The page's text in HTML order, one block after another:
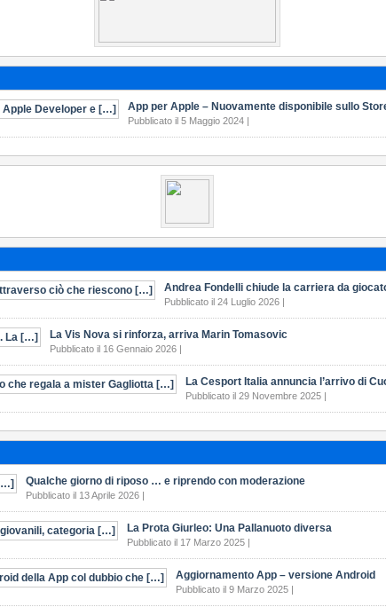
App per Apple – Nuovamente disponibile sullo
Pubblicato il 5 Maggio 2024 |
Andrea Fondelli chiude la carriera da
Pubblicato il 24 Luglio 2026 |
La Vis Nova si rinforza, arriva Marin Tomasovic
Pubblicato il 16 Gennaio 2026 |
La Cesport Italia annuncia l’arrivo di
Pubblicato il 29 Novembre 2025 |
Qualche giorno di riposo … e riprendo con moderazione
Pubblicato il 13 Aprile 2026 |
La Prota Giurleo: Una Pallanuoto diversa
Pubblicato il 17 Marzo 2025 |
Aggiornamento App – versione Android
Pubblicato il 9 Marzo 2025 |